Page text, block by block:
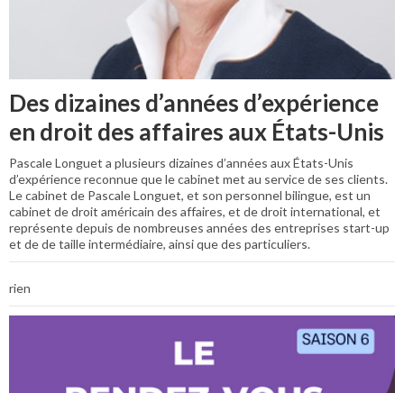
Des dizaines d’années d’expérience
en droit des affaires aux États-Unis
Pascale Longuet a plusieurs dizaines d’années aux États-Unis
d’expérience reconnue que le cabinet met au service de ses clients.
Le cabinet de Pascale Longuet, et son personnel bilingue, est un
cabinet de droit américain des affaires, et de droit international, et
représente depuis de nombreuses années des entreprises start-up
et de de taille intermédiaire, ainsi que des particuliers.
rien